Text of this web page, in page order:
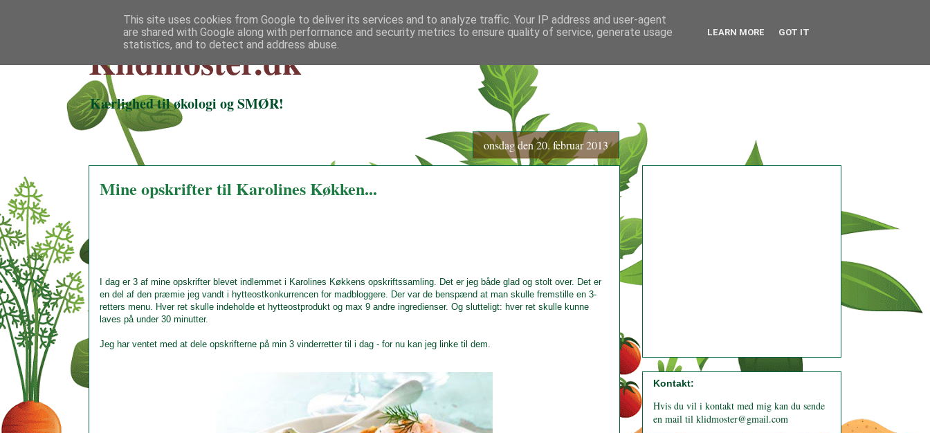
Klidmoster.dk
Kærlighed til økologi og SMØR!
onsdag den 20. februar 2013
Mine opskrifter til Karolines Køkken...
I dag er 3 af mine opskrifter blevet indlemmet i Karolines Køkkens opskriftssamling. Det er jeg både glad og stolt over. Det er
en del af den præmie jeg vandt i hytteostkonkurrencen for madbloggere. Der var de benspænd at man skulle fremstille en 3-
retters menu. Hver ret skulle indeholde et hytteostprodukt og max 9 andre ingredienser. Og slutteligt: hver ret skulle kunne
laves på under 30 minutter.
Jeg har ventet med at dele opskrifterne på min 3 vinderretter til i dag - for nu kan jeg linke til dem.
Kontakt:
Hvis du vil i kontakt med mig kan du sende
en mail til klidmoster@gmail.com
This site uses cookies from Google to deliver its services and to analyze traffic. Your IP address and user-agent
are shared with Google along with performance and security metrics to ensure quality of service, generate usage
statistics, and to detect and address abuse.
LEARN MORE GOT IT